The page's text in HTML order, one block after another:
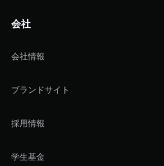
会社
会社情報
ブランドサイト
採用情報
学生基金